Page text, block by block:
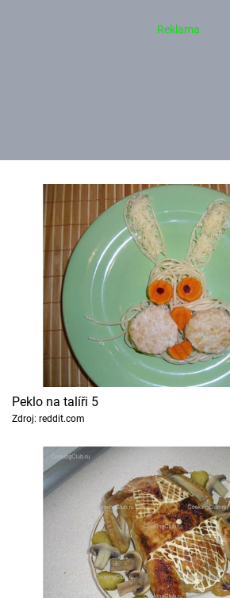
Peklo na talíři 5
Zdroj: reddit.com